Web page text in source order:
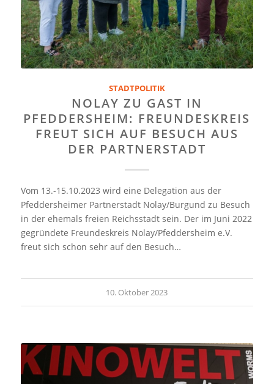
STADTPOLITIK
NOLAY ZU GAST IN
PFEDDERSHEIM: FREUNDESKREIS
FREUT SICH AUF BESUCH AUS
DER PARTNERSTADT
Vom 13.-15.10.2023 wird eine Delegation aus der
Pfeddersheimer Partnerstadt Nolay/Burgund zu Besuch
in der ehemals freien Reichsstadt sein. Der im Juni 2022
gegründete Freundeskreis Nolay/Pfeddersheim e.V.
freut sich schon sehr auf den Besuch…
10. Oktober 2023